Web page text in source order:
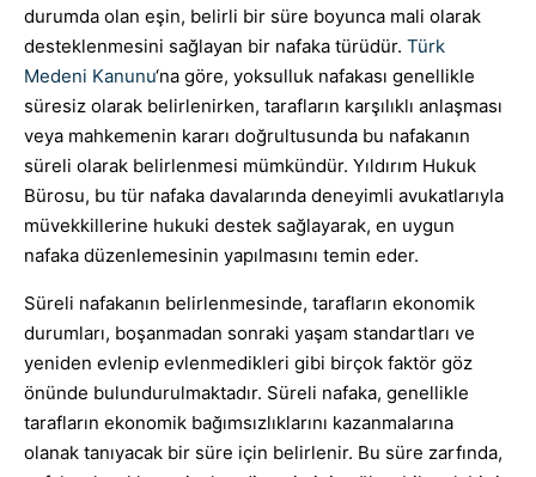
durumda olan eşin, belirli bir süre boyunca mali olarak
desteklenmesini sağlayan bir nafaka türüdür. Türk
Medeni Kanunu‘na göre, yoksulluk nafakası genellikle
süresiz olarak belirlenirken, tarafların karşılıklı anlaşması
veya mahkemenin kararı doğrultusunda bu nafakanın
süreli olarak belirlenmesi mümkündür. Yıldırım Hukuk
Bürosu, bu tür nafaka davalarında deneyimli avukatlarıyla
müvekkillerine hukuki destek sağlayarak, en uygun
nafaka düzenlemesinin yapılmasını temin eder.
Süreli nafakanın belirlenmesinde, tarafların ekonomik
durumları, boşanmadan sonraki yaşam standartları ve
yeniden evlenip evlenmedikleri gibi birçok faktör göz
önünde bulundurulmaktadır. Süreli nafaka, genellikle
tarafların ekonomik bağımsızlıklarını kazanmalarına
olanak tanıyacak bir süre için belirlenir. Bu süre zarfında,